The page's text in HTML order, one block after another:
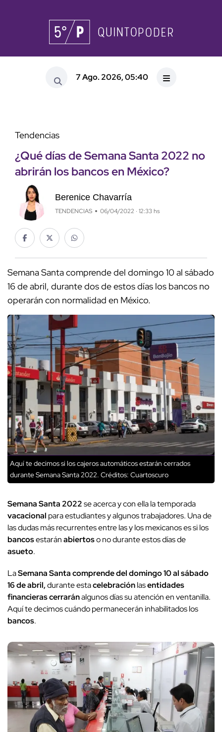
7 Ago. 2026, 05:40
Tendencias
¿Qué días de Semana Santa 2022 no
abrirán los bancos en México?
Berenice Chavarría
TENDENCIAS 06/04/2022 · 12:33 hs
Semana Santa comprende del domingo 10 al sábado
16 de abril, durante dos de estos días los bancos no
operarán con normalidad en México.
Aquí te decimos si los cajeros automáticos estarán cerrados
durante Semana Santa 2022. Créditos: Cuartoscuro
Semana Santa 2022se acerca y con ella la temporada
vacacional para estudiantes y algunos trabajadores. Una de
las dudas más recurrentes entre las y los mexicanos es si los
bancosestaránabiertoso no durante estos días de
asueto.
LaSemana Santacomprende del domingo 10 al sábado
16 de abril,durante estacelebraciónlasentidades
financierascerraránalgunos días su atención en ventanilla.
Aquí te decimos cuándo permanecerán inhabilitados los
bancos.